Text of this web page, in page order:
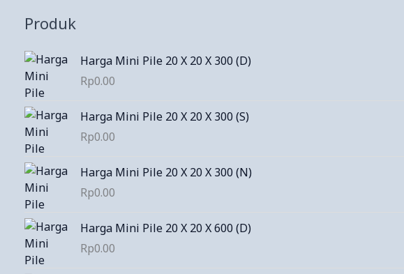
Produk
Harga Mini Pile 20 X 20 X 300 (D)
Rp0.00
Harga Mini Pile 20 X 20 X 300 (S)
Rp0.00
Harga Mini Pile 20 X 20 X 300 (N)
Rp0.00
Harga Mini Pile 20 X 20 X 600 (D)
Rp0.00